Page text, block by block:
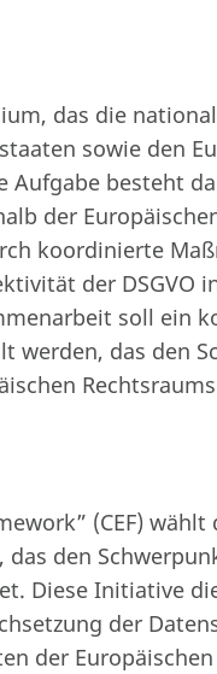
das die
sowie den
Aufgabe besteht
der
koordinierte
der DSGVO
soll ein
werden, das den
(CEF) wählt
das den
Diese Initiative
der
der